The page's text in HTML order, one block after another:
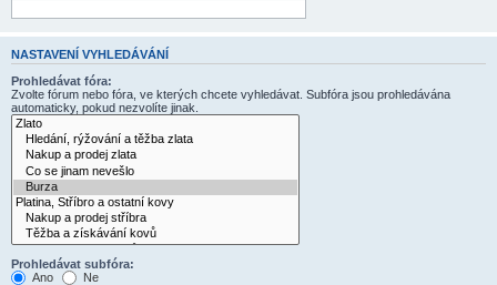
NASTAVENÍ VYHLEDÁVÁNÍ
Prohledávat fóra:
Zvolte fórum nebo fóra, ve kterých chcete vyhledávat. Subfóra jsou prohledávána
automaticky, pokud nezvolíte jinak.
Prohledávat subfóra:
Ano
Ne